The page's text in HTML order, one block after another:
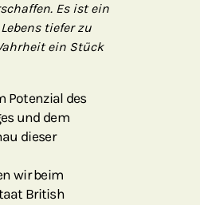
Es ist ein
tiefer zu
ein Stück
Potenzial des
und dem
dieser
wir beim
British